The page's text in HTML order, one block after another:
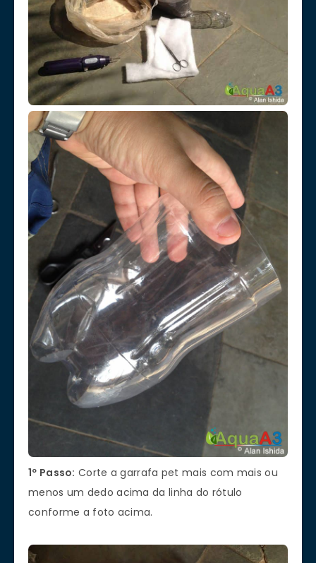
1º Passo: Corte a garrafa pet mais com mais ou
menos um dedo acima da linha do rótulo
conforme a foto acima.